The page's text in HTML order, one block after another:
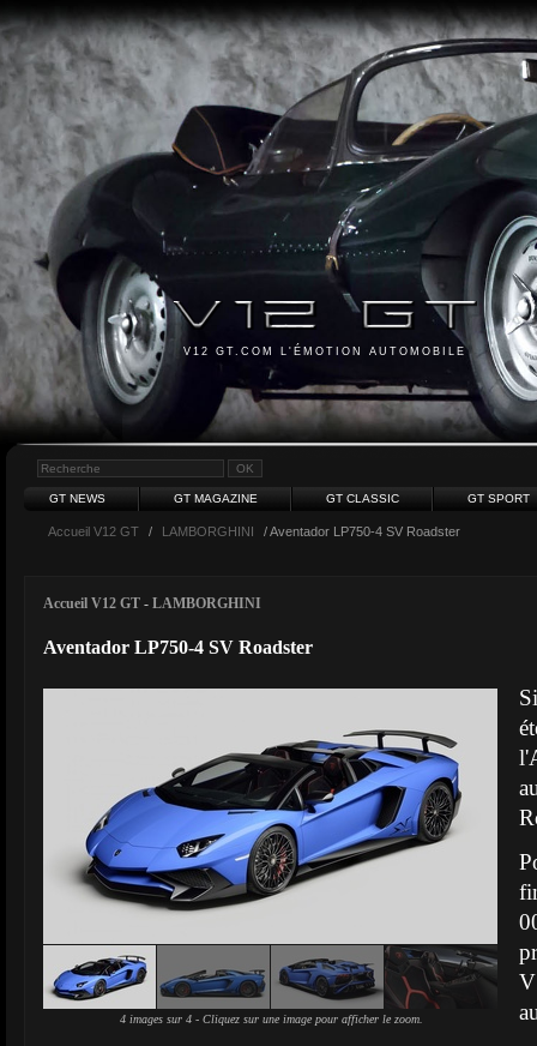
V12 GT.COM L'ÉMOTION AUTOMOBILE
GT NEWS GT MAGAZINE GT CLASSIC GT SPORT
Accueil V12 GT / LAMBORGHINI / Aventador LP750-4 SV Roadster
Accueil V12 GT - LAMBORGHINI
Aventador LP750-4 SV Roadster
4 images sur 4 - Cliquez sur une image pour afficher le zoom.